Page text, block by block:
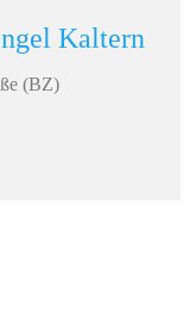
Kaltern
(BZ)